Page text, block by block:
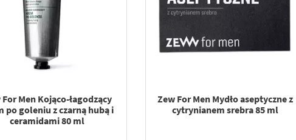
Men Kojąco-łagodzący
po goleniu z czarną hubą i
ceramidami 80 ml
Zew For Men Mydło aseptyczne z
cytrynianem srebra 85 ml